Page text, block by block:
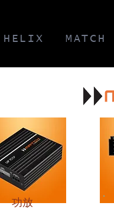
HELIX MATCH
功放